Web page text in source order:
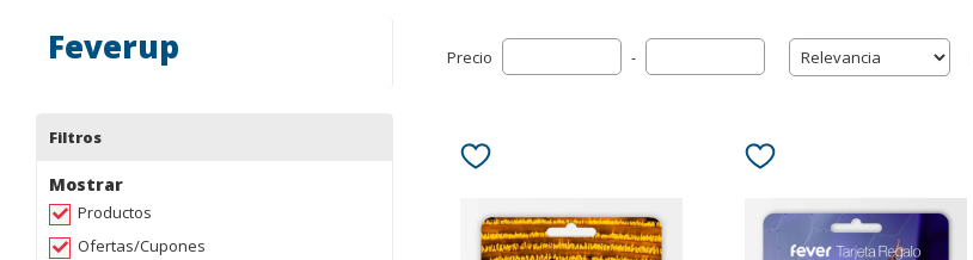
Feverup
Filtros
Mostrar
Productos
Ofertas/Cupones
Precio -